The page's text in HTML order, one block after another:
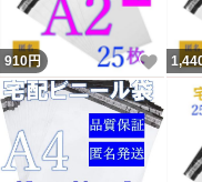
ひっかきには強くあり
＊商品改良により予
ざいます。
予めご了承ください
910円 いい